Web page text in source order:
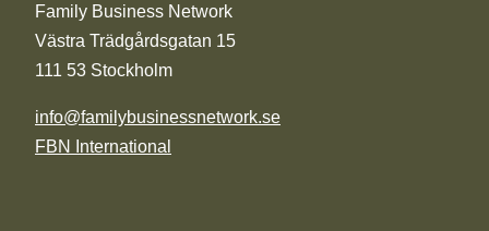
Family Business Network
Västra Trädgårdsgatan 15
111 53 Stockholm
info@familybusinessnetwork.se
FBN International